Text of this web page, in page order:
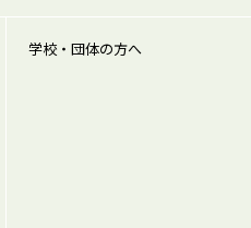
学校・団体の方へ